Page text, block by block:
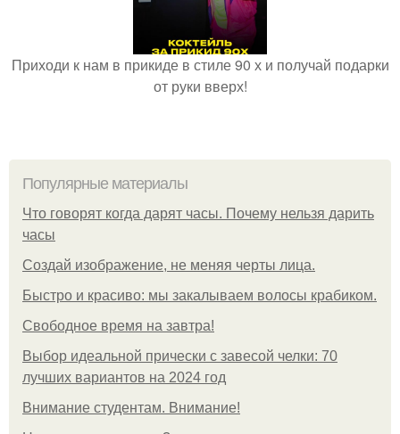
Приходи к нам в прикиде в стиле 90 х и получай подарки
от руки вверх!
Популярные материалы
Что говорят когда дарят часы. Почему нельзя дарить
часы
Создай изображение, не меняя черты лица.
Быстро и красиво: мы закалываем волосы крабиком.
Свободное время на завтра!
Выбор идеальной прически с завесой челки: 70
лучших вариантов на 2024 год
Внимание студентам. Внимание!